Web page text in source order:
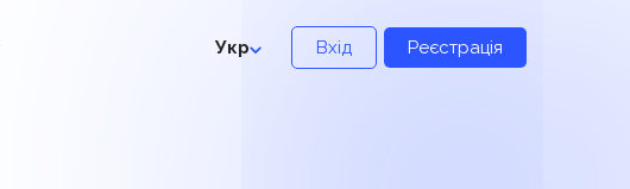
Укр Вхід Реєстрація